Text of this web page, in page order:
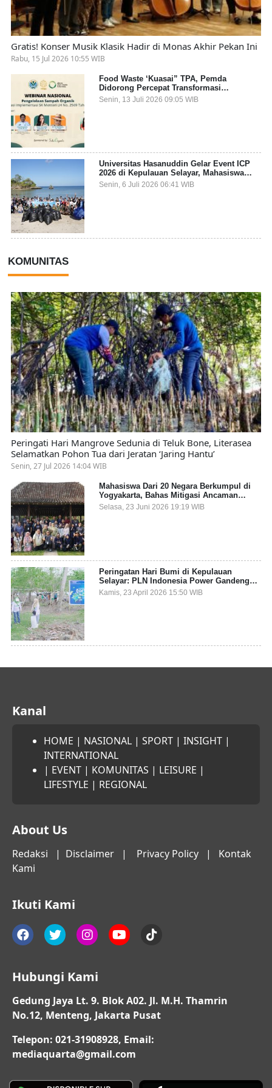
Gratis! Konser Musik Klasik Hadir di Monas Akhir Pekan Ini
Rabu, 15 Jul 2026 10:55 WIB
Food Waste ‘Kuasai” TPA, Pemda
Didorong Percepat Transformasi
Pengelolaan Sampah Organik dari Sumber
Senin, 13 Juli 2026 09:05 WIB
Universitas Hasanuddin Gelar Event ICP
2026 di Kepulauan Selayar, Mahasiswa
dari 27 Negara Jadi Partisipan
Senin, 6 Juli 2026 06:41 WIB
KOMUNITAS
Peringati Hari Mangrove Sedunia di Teluk Bone, Literasea
Selamatkan Pohon Tua dari Jeratan ‘Jaring Hantu’
Senin, 27 Jul 2026 14:04 WIB
Mahasiswa Dari 20 Negara Berkumpul di
Yogyakarta, Bahas Mitigasi Ancaman
Kesehatan Global
Selasa, 23 Juni 2026 19:19 WIB
Peringatan Hari Bumi di Kepulauan
Selayar: PLN Indonesia Power Gandeng
Pemda dan Komunitas, Giatkan Restorasi
Mangrove
Kamis, 23 April 2026 15:50 WIB
Kanal
HOME | NASIONAL | SPORT | INSIGHT |
INTERNATIONAL
| EVENT | KOMUNITAS | LEISURE |
LIFESTYLE | REGIONAL
About Us
Redaksi | Disclaimer | Privacy Policy | Kontak
Kami
Ikuti Kami
Hubungi Kami
Gedung Jaya Lt. 9. Blok A02. Jl. M.H. Thamrin
No.12, Menteng, Jakarta Pusat
Telepon: 021-31908928, Email:
mediaquarta@gmail.com